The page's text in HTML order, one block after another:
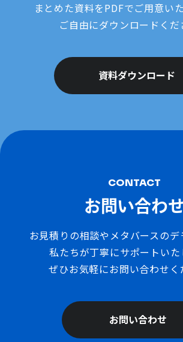
まとめた資料をPDFでご用意い
ご自由にダウンロードくだ
資料ダウンロード
CONTACT
お問い合わ
お見積りの相談やメタバースのデ
私たちが丁寧にサポートいた
ぜひお気軽にお問い合わせく
お問い合わせ